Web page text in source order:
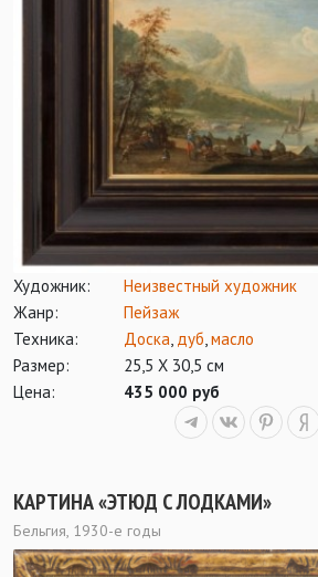
Художник:
Неизвестный художник
Жанр:
Пейзаж
Техника:
Доска, дуб,масло
Размер:
25,5 Х 30,5 см
Цена:
435 000 руб
КАРТИНА «ЭТЮД С ЛОДКАМИ»
Бельгия, 1930-е годы